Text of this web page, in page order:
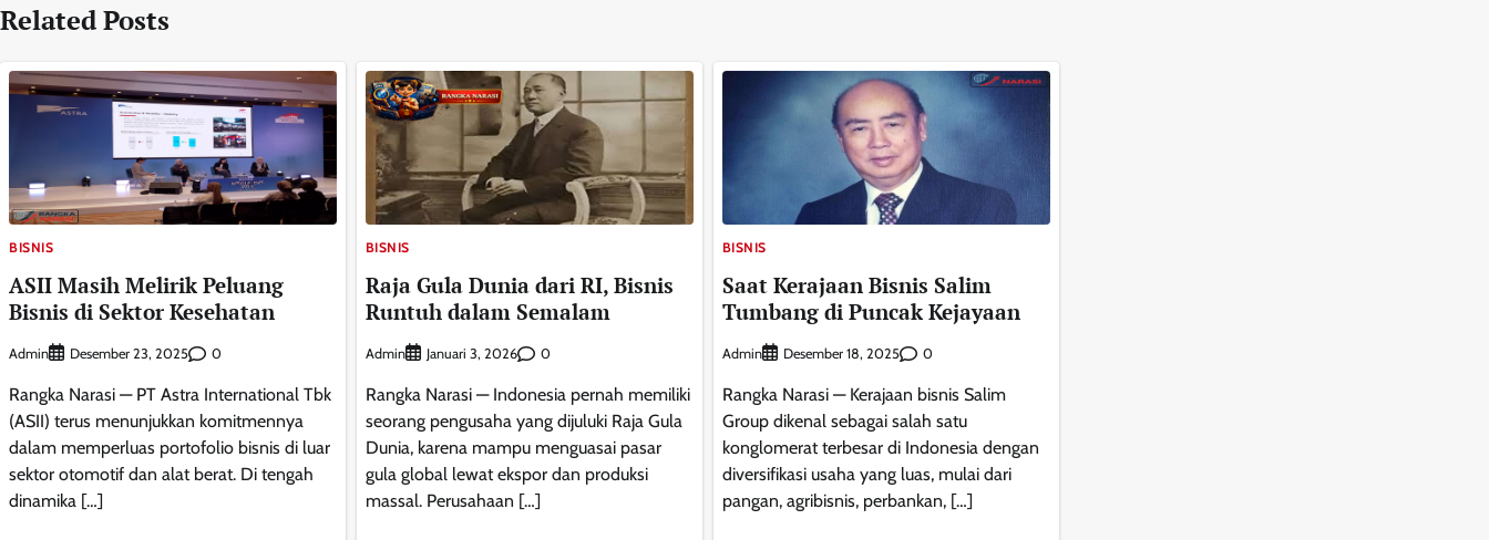
Related Posts
BISNIS
ASII Masih Melirik Peluang
Bisnis di Sektor Kesehatan
Admin Desember 23, 2025 0
Rangka Narasi — PT Astra International Tbk
(ASII) terus menunjukkan komitmennya
dalam memperluas portofolio bisnis di luar
sektor otomotif dan alat berat. Di tengah
dinamika […]
BISNIS
Raja Gula Dunia dari RI, Bisnis
Runtuh dalam Semalam
Admin Januari 3, 2026 0
Rangka Narasi — Indonesia pernah memiliki
seorang pengusaha yang dijuluki Raja Gula
Dunia, karena mampu menguasai pasar
gula global lewat ekspor dan produksi
massal. Perusahaan […]
BISNIS
Saat Kerajaan Bisnis Salim
Tumbang di Puncak Kejayaan
Admin Desember 18, 2025 0
Rangka Narasi — Kerajaan bisnis Salim
Group dikenal sebagai salah satu
konglomerat terbesar di Indonesia dengan
diversifikasi usaha yang luas, mulai dari
pangan, agribisnis, perbankan, […]